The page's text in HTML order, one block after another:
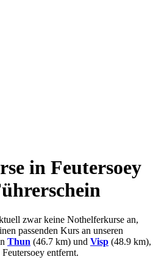
in Feutersoey
zwar keine Nothelferkurse an,
passenden Kurs an unseren
Thun (46.7 km) und Visp (48.9 km),
entfernt.